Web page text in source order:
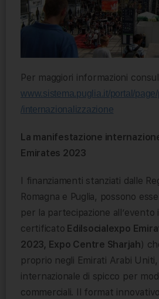
Per maggiori informazioni
www.sistema.puglia.it/portal/
/internazionalizzazione
La manifestazione
Emirates 2023
I finanziamenti stanziati dalle
Romagna e Puglia, possono
per la partecipazione all’evento
certificato Edilsocialexpo
2023, Expo Centre Sharjah)
proprio negli Emirati Arabi
internazionale di spicco per
commerciali. Il format